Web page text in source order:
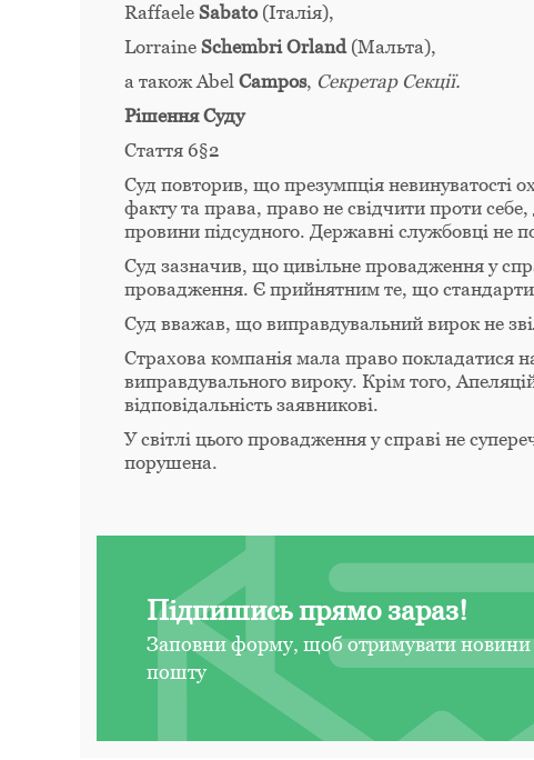
Raffaele Sabato (Італія),
Lorraine Schembri Orland (Mальта),
а також Abel Campos, Секретар Секції.
Рішення Суду
Стаття 6§2
Суд повторив, що презумпція невинуватості
факту та права, право не свідчити проти
провини підсудного. Державні службовці не
Суд зазначив, що цивільне провадження у
провадження. Є прийнятним те, що стандарти
Суд вважав, що виправдувальний вирок не
Страхова компанія мала право покладатися
виправдувального вироку. Крім того,
відповідальність заявникові.
У світлі цього провадження у справі не
порушена.
Підпишись прямо зараз!
Заповни форму, щоб отримувати новини
пошту